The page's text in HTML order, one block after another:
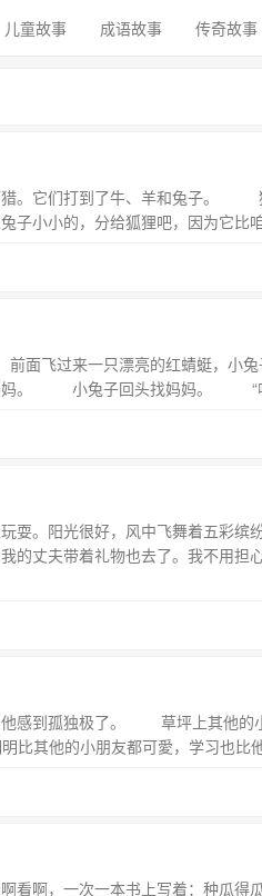
儿童故事 成语故事 传奇故事
。它们打到了牛、羊和兔子。
兔子小小的，分给狐狸吧，因为它
过来一只漂亮的红蜻蜓，小兔子
妈妈。 小兔子回头找妈妈。
。阳光很好，风中飞舞着五彩缤
的丈夫带着礼物也去了。我不用担
感到孤独极了。 草坪上其他的小
比其他的小朋友都可愛，学习也
看啊，一次一本书上写着：种